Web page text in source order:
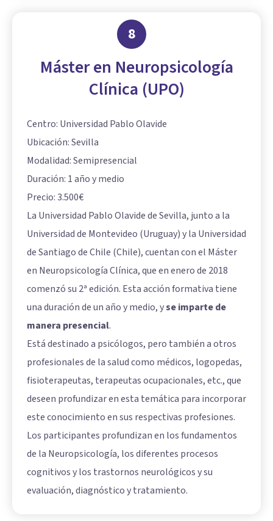
8
Máster en Neuropsicología
Clínica (UPO)
Centro: Universidad Pablo Olavide
Ubicación: Sevilla
Modalidad: Semipresencial
Duración: 1 año y medio
Precio: 3.500€
La Universidad Pablo Olavide de Sevilla, junto a la
Universidad de Montevideo (Uruguay) y la Universidad
de Santiago de Chile (Chile), cuentan con el Máster
en Neuropsicología Clínica, que en enero de 2018
comenzó su 2ª edición. Esta acción formativa tiene
una duración de un año y medio, yse imparte de
manera presencial.
Está destinado a psicólogos, pero también a otros
profesionales de la salud como médicos, logopedas,
fisioterapeutas, terapeutas ocupacionales, etc., que
deseen profundizar en esta temática para incorporar
este conocimiento en sus respectivas profesiones.
Los participantes profundizan en los fundamentos
de la Neuropsicología, los diferentes procesos
cognitivos y los trastornos neurológicos y su
evaluación, diagnóstico y tratamiento.